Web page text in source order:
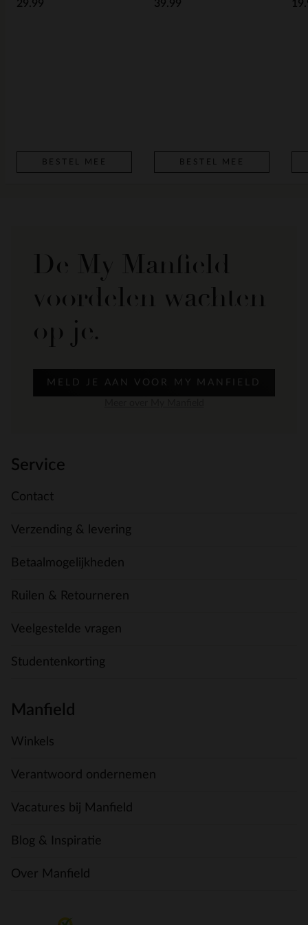
29.99
BESTEL MEE
39.99
BESTEL MEE
De My Manfield
voordelen wachten
op je.
MELD JE AAN VOOR MY MANFIELD
Service
Contact
Verzending & levering
Betaalmogelijkheden
Ruilen & Retourneren
Veelgestelde vragen
Studentenkorting
Manfield
Winkels
Verantwoord ondernemen
Vacatures bij Manfield
Blog & Inspiratie
Over Manfield